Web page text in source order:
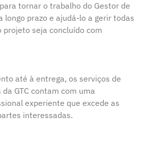
tornar o trabalho do Gestor de
longo prazo e ajudá-lo a gerir todas
projeto seja concluído com
até à entrega, os serviços de
GTC contam com uma
experiente que excede as
interessadas.